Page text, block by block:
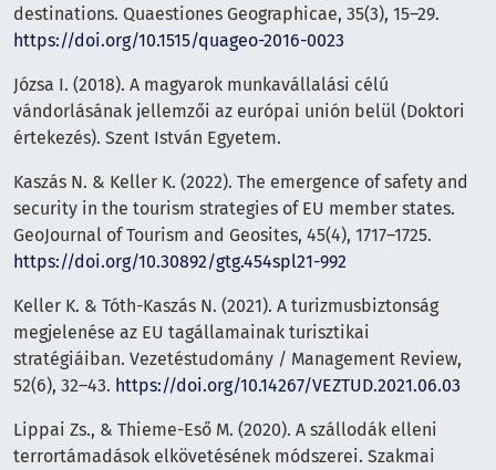
destinations. Quaestiones Geographicae, 35(3), 15–29.
https://doi.org/10.1515/quageo-2016-0023
Józsa I. (2018). A magyarok munkavállalási célú
vándorlásának jellemzői az európai unión belül (Doktori
értekezés). Szent István Egyetem.
Kaszás N. & Keller K. (2022). The emergence of safety and
security in the tourism strategies of EU member states.
GeoJournal of Tourism and Geosites, 45(4), 1717–1725.
https://doi.org/10.30892/gtg.454spl21-992
Keller K. & Tóth-Kaszás N. (2021). A turizmusbiztonság
megjelenése az EU tagállamainak turisztikai
stratégiáiban. Vezetéstudomány / Management Review,
52(6), 32–43. https://doi.org/10.14267/VEZTUD.2021.06.03
Lippai Zs., & Thieme-Eső M. (2020). A szállodák elleni
terrortámadások elkövetésének módszerei. Szakmai